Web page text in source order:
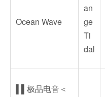
Ocean Wave
an
ge
Ti
dal
▌▌极品电音＜